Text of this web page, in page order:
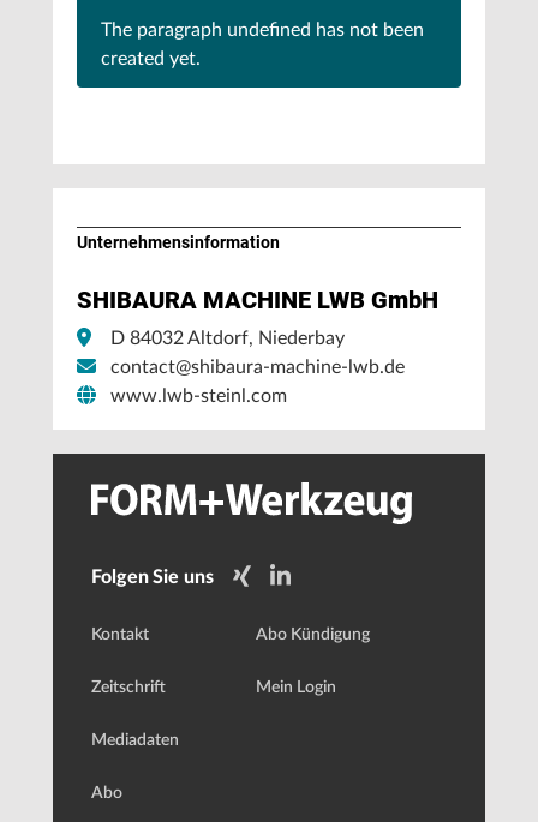
The paragraph undefined has not been
created yet.
Unternehmens­information
SHIBAURA MACHINE LWB GmbH
D 84032 Altdorf, Niederbay
contact@shibaura-machine-lwb.de
www.lwb-steinl.com
Folgen Sie uns
Kontakt
Zeitschrift
Mediadaten
Abo
Abo Kündigung
Mein Login